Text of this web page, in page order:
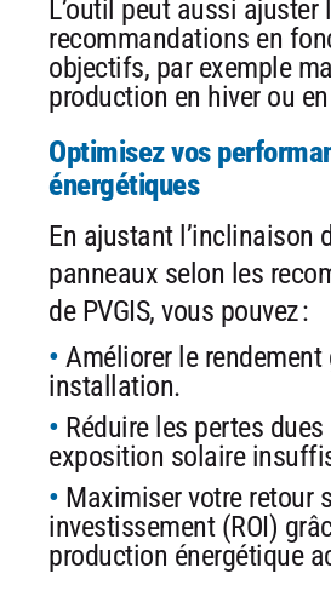
L’outil peut aussi ajuster
recommandations en
objectifs, par exemple
production en hiver ou
Optimisez vos
énergétiques
En ajustant l’inclinaison
panneaux selon les
de PVGIS, vous pouvez :
Améliorer le
installation.
Réduire les pertes dues
exposition solaire
Maximiser votre retour
investissement (ROI)
production énergétique